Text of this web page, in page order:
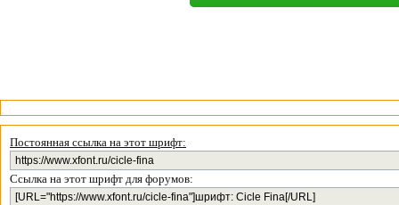
Постоянная ссылка на этот шрифт:
Ссылка на этот шрифт для форумов: